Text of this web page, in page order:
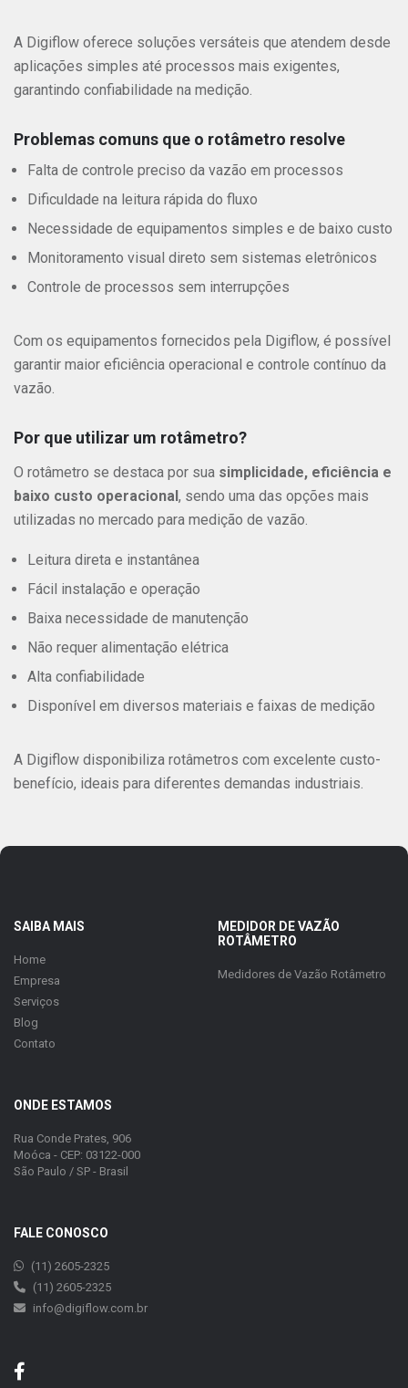
A Digiflow oferece soluções versáteis que atendem desde
aplicações simples até processos mais exigentes,
garantindo confiabilidade na medição.
Problemas comuns que o rotâmetro resolve
Falta de controle preciso da vazão em processos
Dificuldade na leitura rápida do fluxo
Necessidade de equipamentos simples e de baixo custo
Monitoramento visual direto sem sistemas eletrônicos
Controle de processos sem interrupções
Com os equipamentos fornecidos pela Digiflow, é possível
garantir maior eficiência operacional e controle contínuo da
vazão.
Por que utilizar um rotâmetro?
O rotâmetro se destaca por sua simplicidade, eficiência e
baixo custo operacional, sendo uma das opções mais
utilizadas no mercado para medição de vazão.
Leitura direta e instantânea
Fácil instalação e operação
Baixa necessidade de manutenção
Não requer alimentação elétrica
Alta confiabilidade
Disponível em diversos materiais e faixas de medição
A Digiflow disponibiliza rotâmetros com excelente custo-
benefício, ideais para diferentes demandas industriais.
SAIBA MAIS
Home
Empresa
Serviços
Blog
Contato
ONDE ESTAMOS
Rua Conde Prates, 906
Moóca - CEP: 03122-000
São Paulo / SP - Brasil
FALE CONOSCO
(11) 2605-2325
(11) 2605-2325
info@digiflow.com.br
MEDIDOR DE VAZÃO
ROTÂMETRO
Medidores de Vazão Rotâmetro